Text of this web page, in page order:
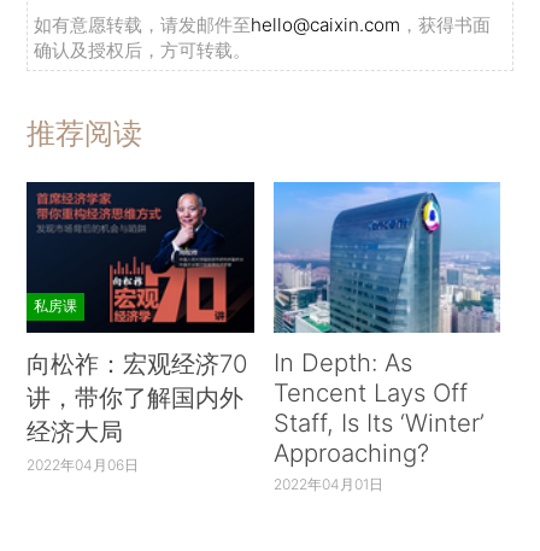
如有意愿转载，请发邮件至hello@caixin.com ，获得书面
确认及授权后，方可转载。
推荐阅读
私房课
向松祚：宏观经济70
讲，带你了解国内外
经济大局
2022年04月06日
In Depth: As
Tencent Lays Off
Staff, Is Its ‘Winter’
Approaching?
2022年04月01日